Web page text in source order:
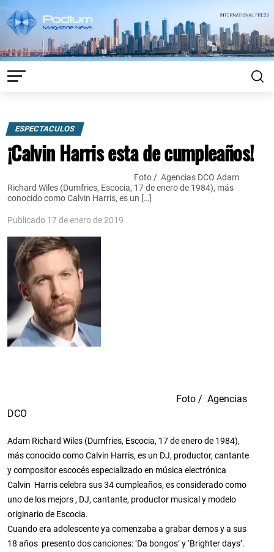
ESPECTACULOS
¡Calvin Harris esta de cumpleaños!
Foto / Agencias DCO Adam
Richard Wiles (Dumfries, Escocia, 17 de enero de 1984), más
conocido como Calvin Harris, es un […]
Publicado 17 de enero de 2019
Foto / Agencias
DCO
Adam Richard Wiles (Dumfries, Escocia, 17 de enero de 1984),
más conocido como Calvin Harris, es un DJ, productor, cantante
y compositor escocés especializado en música electrónica
Calvin Harris celebra sus 34 cumpleaños, es considerado como
uno de los mejors , DJ, cantante, productor musical y modelo
originario de Escocia.
Cuando era adolescente ya comenzaba a grabar demos y a sus
18 años presento dos canciones: ‘Da bongos’ y ‘Brighter days’.